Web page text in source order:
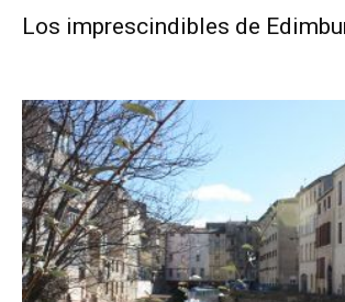
Los imprescindibles de